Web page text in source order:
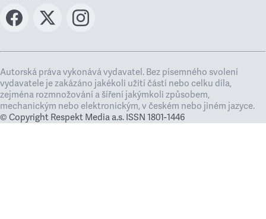
Autorská práva vykonává vydavatel. Bez písemného svolení
vydavatele je zakázáno jakékoli užití částí nebo celku díla,
zejména rozmnožování a šíření jakýmkoli způsobem,
mechanickým nebo elektronickým, v českém nebo jiném jazyce.
© Copyright Respekt Media a.s. ISSN 1801-1446